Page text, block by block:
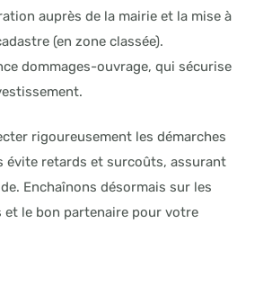
auprès de la mairie et la mise à
(en zone classée).
dommages-ouvrage, qui sécurise
rigoureusement les démarches
évite retards et surcoûts, assurant
Enchaînons désormais sur les
et le bon partenaire pour votre